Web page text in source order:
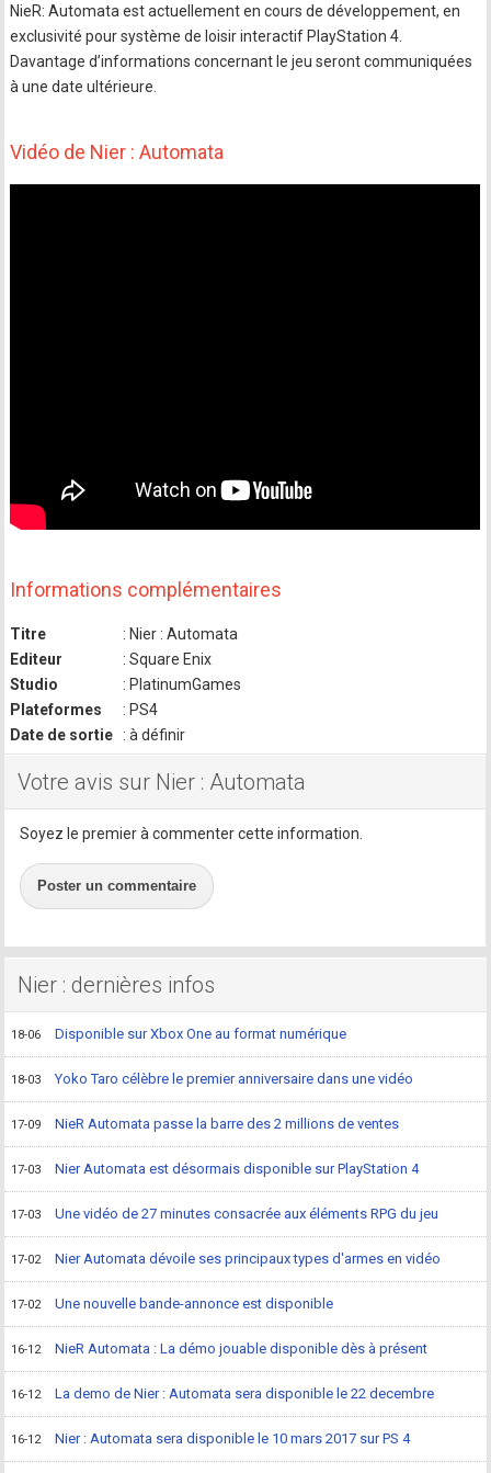
NieR: Automata est actuellement en cours de développement, en
exclusivité pour système de loisir interactif PlayStation 4.
Davantage d’informations concernant le jeu seront communiquées
à une date ultérieure.
Vidéo de Nier : Automata
Informations complémentaires
Titre
: Nier : Automata
Editeur
: Square Enix
Studio
: PlatinumGames
Plateformes
: PS4
Date de sortie
: à définir
Votre avis sur Nier : Automata
Soyez le premier à commenter cette information.
Poster un commentaire
Nier : dernières infos
18-06 Disponible sur Xbox One au format numérique
18-03 Yoko Taro célèbre le premier anniversaire dans une vidéo
17-09 NieR Automata passe la barre des 2 millions de ventes
17-03 Nier Automata est désormais disponible sur PlayStation 4
17-03 Une vidéo de 27 minutes consacrée aux éléments RPG du jeu
17-02 Nier Automata dévoile ses principaux types d'armes en vidéo
17-02 Une nouvelle bande-annonce est disponible
16-12 NieR Automata : La démo jouable disponible dès à présent
16-12 La demo de Nier : Automata sera disponible le 22 decembre
16-12 Nier : Automata sera disponible le 10 mars 2017 sur PS 4